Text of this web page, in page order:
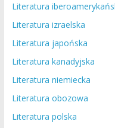
Literatura
Literatura izraelska
Literatura japońska
Literatura kanadyjska
Literatura niemiecka
Literatura obozowa
Literatura polska